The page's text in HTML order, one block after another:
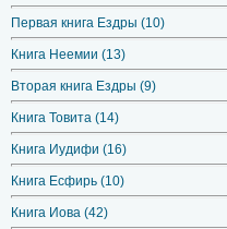
Первая книга Ездры (10)
Книга Неемии (13)
Вторая книга Ездры (9)
Книга Товита (14)
Книга Иудифи (16)
Книга Есфирь (10)
Книга Иова (42)